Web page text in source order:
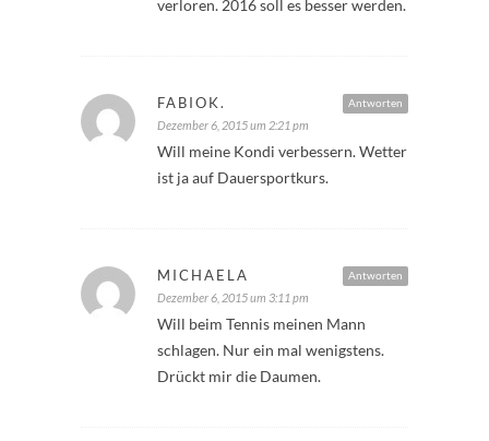
verloren. 2016 soll es besser werden.
Antworten
FABIOK.
Dezember 6, 2015 um 2:21 pm
Will meine Kondi verbessern. Wetter
ist ja auf Dauersportkurs.
Antworten
MICHAELA
Dezember 6, 2015 um 3:11 pm
Will beim Tennis meinen Mann
schlagen. Nur ein mal wenigstens.
Drückt mir die Daumen.